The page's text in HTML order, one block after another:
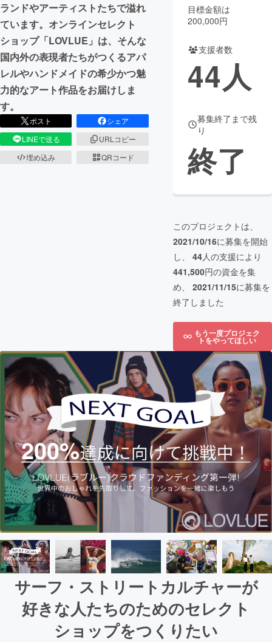
CAMPFIREふるさと納税machi-ya コミュニティ
ランドやアーティストたちで溢れ
ています。オンラインセレクト
ショップ「LOVLUE」は、そんな
国内外の表現者たちがつくるアパ
レルやハンドメイドの希少かつ魅
力的なアート作品をお届けしま
す。
ポスト
シェア
LINEで送る
URLコピー
埋め込み
QRコード
目標金額は
200,000円
支援者数
44人
募集終了まで残
り
終了
このプロジェクトは、
2021/10/16に募集を開始
し、 44人の支援により
441,500円の資金を集
め、 2021/11/15に募集を
終了しました
もう一度プロジェク
トをやってほしい
サーフ・ストリートカルチャーが
好きな人たちのためのセレクト
ショップをつくりたい